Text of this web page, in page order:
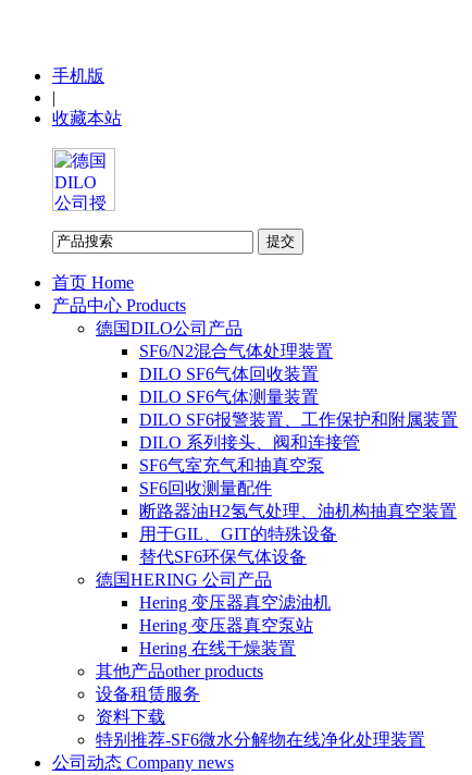
手机版
|
收藏本站
首页 Home
产品中心 Products
德国DILO公司产品
SF6/N2混合气体处理装置
DILO SF6气体回收装置
DILO SF6气体测量装置
DILO SF6报警装置、工作保护和附属装置
DILO 系列接头、阀和连接管
SF6气室充气和抽真空泵
SF6回收测量配件
断路器油H2氢气处理、油机构抽真空装置
用于GIL、GIT的特殊设备
替代SF6环保气体设备
德国HERING 公司产品
Hering 变压器真空滤油机
Hering 变压器真空泵站
Hering 在线干燥装置
其他产品other products
设备租赁服务
资料下载
特别推荐-SF6微水分解物在线净化处理装置
公司动态 Company news